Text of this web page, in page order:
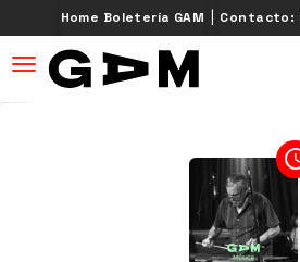
Home Boletería GAM | Contacto:
desplegar navegación